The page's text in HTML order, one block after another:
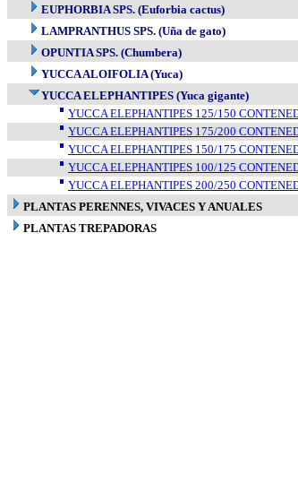
EUPHORBIA SPS. (Euforbia cactus)
LAMPRANTHUS SPS. (Uña de gato)
OPUNTIA SPS. (Chumbera)
YUCCA ALOIFOLIA (Yuca)
YUCCA ELEPHANTIPES (Yuca gigante)
YUCCA ELEPHANTIPES 125/150
YUCCA ELEPHANTIPES 175/200
YUCCA ELEPHANTIPES 150/175
YUCCA ELEPHANTIPES 100/125
YUCCA ELEPHANTIPES 200/250
PLANTAS PERENNES, VIVACES Y ANUALES
PLANTAS TREPADORAS